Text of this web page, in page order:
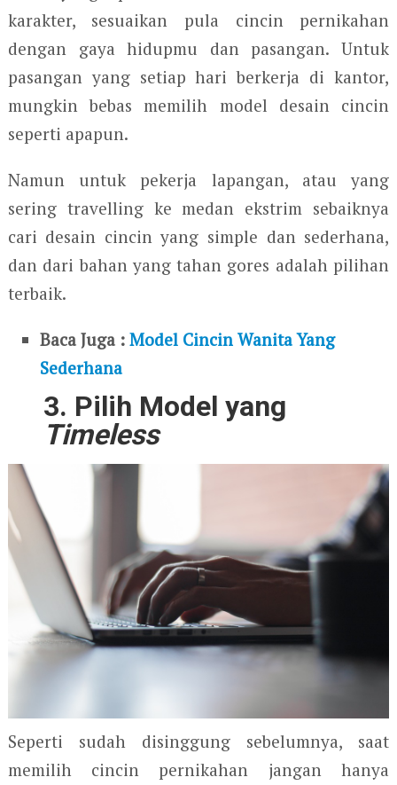
karakter, sesuaikan pula cincin pernikahan
dengan gaya hidupmu dan pasangan. Untuk
pasangan yang setiap hari berkerja di kantor,
mungkin bebas memilih model desain cincin
seperti apapun.
Namun untuk pekerja lapangan, atau yang
sering travelling ke medan ekstrim sebaiknya
cari desain cincin yang simple dan sederhana,
dan dari bahan yang tahan gores adalah pilihan
terbaik.
Baca Juga :Model Cincin Wanita Yang
Sederhana
3. Pilih Model yang
Timeless
Seperti sudah disinggung sebelumnya, saat
memilih cincin pernikahan jangan hanya